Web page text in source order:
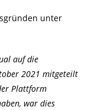
unter
auf die
2021 mitgeteilt
Plattform
war dies